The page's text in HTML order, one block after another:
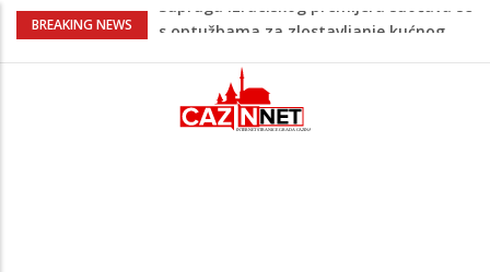
BREAKING NEWS
Pentagon zabrinut zbog smanjenih
proizvodnje
U FBiH nema jedinstvene evidencije o
povučenom mesu, inspektori za pola